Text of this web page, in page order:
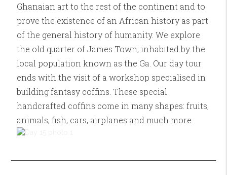
Ghanaian art to the rest of the continent and to
prove the existence of an African history as part
of the general history of humanity. We explore
the old quarter of James Town, inhabited by the
local population known as the Ga. Our day tour
ends with the visit of a workshop specialised in
building fantasy coffins. These special
handcrafted coffins come in many shapes: fruits,
animals, fish, cars, airplanes and much more.